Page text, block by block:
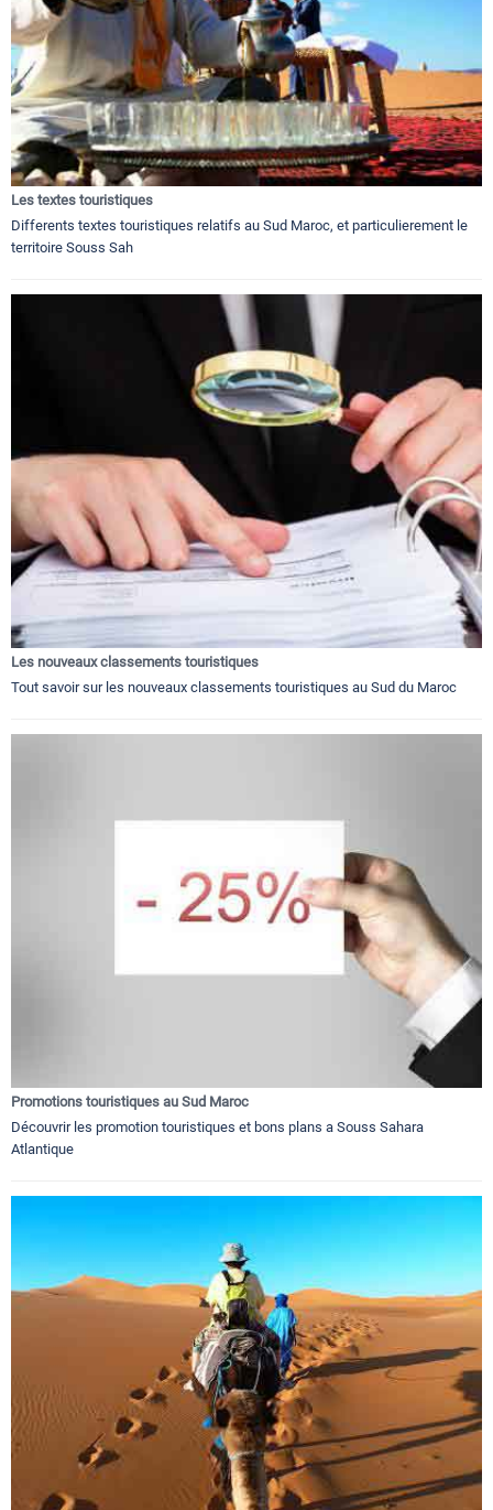
Les textes touristiques
Differents textes touristiques relatifs au Sud Maroc, et particulierement le
territoire Souss Sah
Les nouveaux classements touristiques
Tout savoir sur les nouveaux classements touristiques au Sud du Maroc
Promotions touristiques au Sud Maroc
Découvrir les promotion touristiques et bons plans a Souss Sahara
Atlantique